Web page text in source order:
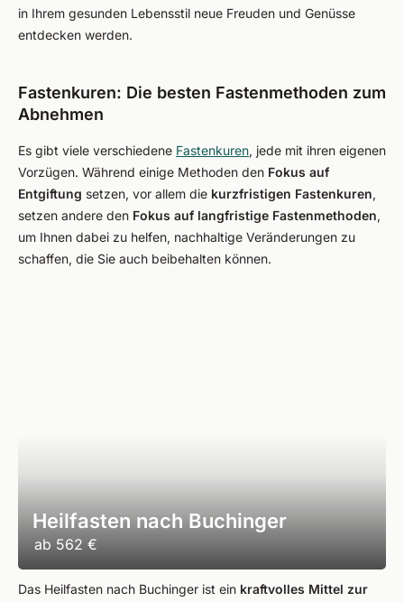
in Ihrem gesunden Lebensstil neue Freuden und Genüsse
entdecken werden.
Fastenkuren: Die besten Fastenmethoden zum
Abnehmen
Es gibt viele verschiedene Fastenkuren, jede mit ihren eigenen
Vorzügen. Während einige Methoden den Fokus auf
Entgiftung setzen, vor allem die kurzfristigen Fastenkuren,
setzen andere den Fokus auf langfristige Fastenmethoden,
um Ihnen dabei zu helfen, nachhaltige Veränderungen zu
schaffen, die Sie auch beibehalten können.
Heilfasten nach Buchinger
ab 562 €
Das Heilfasten nach Buchinger ist ein kraftvolles Mittel zur